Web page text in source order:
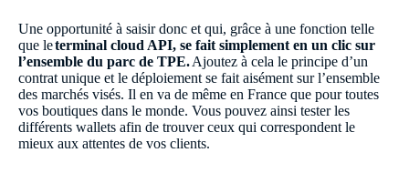
Une opportunité à saisir donc et qui, grâce à une fonction telle
que leterminal cloud API, se fait simplement en un clic sur
l’ensemble du parc de TPE.Ajoutez à cela le principe d’un
contrat unique et le déploiement se fait aisément sur l’ensemble
des marchés visés. Il en va de même en France que pour toutes
vos boutiques dans le monde. Vous pouvez ainsi tester les
différents wallets afin de trouver ceux qui correspondent le
mieux aux attentes de vos clients.